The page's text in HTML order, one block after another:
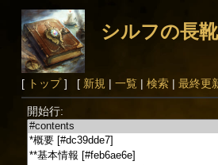
シルフの長靴
[ トップ] [ 新規 | 一覧| 検索| 最終更
開始行: